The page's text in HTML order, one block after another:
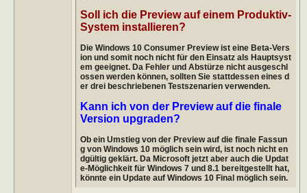
Soll ich die Preview auf einem Produktiv-
System installieren?
Die Windows 10 Consumer Preview ist eine Beta-Vers
ion und somit noch nicht für den Einsatz als Hauptsyst
em geeignet. Da Fehler und Abstürze nicht ausgeschl
ossen werden können, sollten Sie stattdessen eines d
er drei beschriebenen Testszenarien verwenden.
Kann ich von der Preview auf die finale
Version upgraden?
Ob ein Umstieg von der Preview auf die finale Fassun
g von Windows 10 möglich sein wird, ist noch nicht en
dgültig geklärt. Da Microsoft jetzt aber auch die Updat
e-Möglichkeit für Windows 7 und 8.1 bereitgestellt hat,
könnte ein Update auf Windows 10 Final möglich sein.